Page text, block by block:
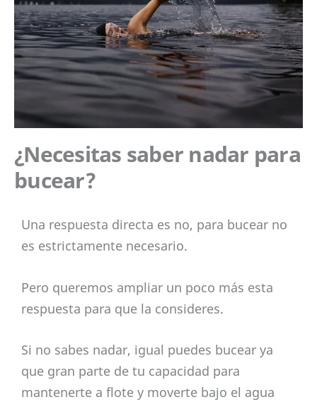
¿Necesitas saber nadar para
bucear?
Una respuesta directa es no, para bucear no
es estrictamente necesario.
Pero queremos ampliar un poco más esta
respuesta para que la consideres.
Si no sabes nadar, igual puedes bucear ya
que gran parte de tu capacidad para
mantenerte a flote y moverte bajo el agua